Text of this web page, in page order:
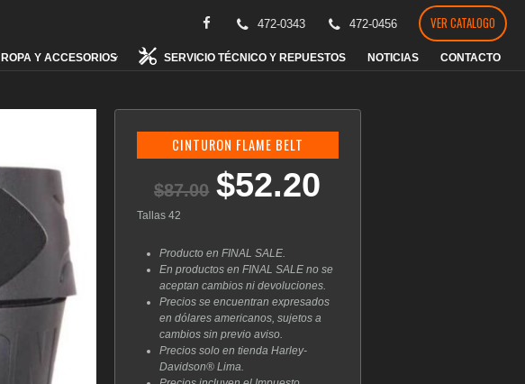
472-0343 472-0456 VER CATALOGO
ROPA Y ACCESORIOS SERVICIO TÉCNICO Y REPUESTOS NOTICIAS CONTACTO
CINTURON FLAME BELT
$87.00 El
precio
$87.00.
$52.20
Tallas 42
Producto en FINAL SALE.
En productos en FINAL SALE no se
aceptan cambios ni devoluciones.
Precios se encuentran expresados
en dólares americanos, sujetos a
cambios sin previo aviso.
Precios solo en tienda Harley-
Davidson® Lima.